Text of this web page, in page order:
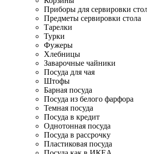
Приборы для сервировки
Предметы сервировки стола
Тарелки
Турки
Фужеры
Хлебницы
Заварочные чайники
Посуда для чая
Штофы
Барная посуда
Посуда из белого фарфора
Темная посуда
Посуда в кредит
Однотонная посуда
Посуда в рассрочку
Пластиковая посуда